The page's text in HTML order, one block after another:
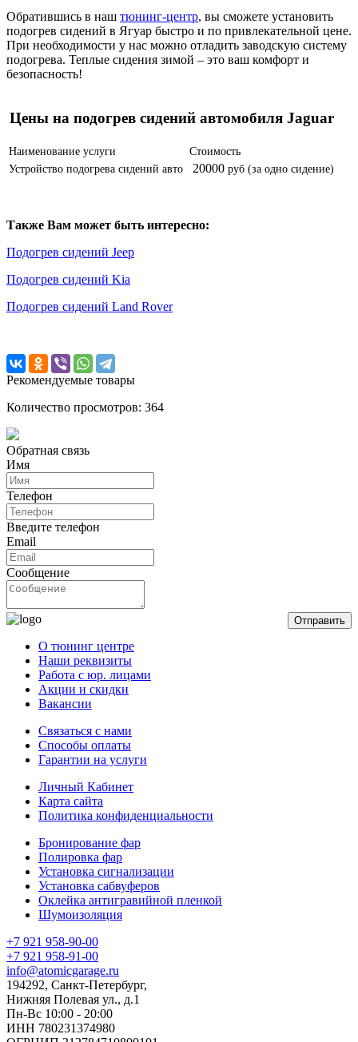
Обратившись в наш тюнинг-центр, вы сможете установить
подогрев сидений в Ягуар быстро и по привлекательной цене.
При необходимости у нас можно отладить заводскую систему
подогрева. Теплые сидения зимой – это ваш комфорт и
безопасность!
Цены на подогрев сидений автомобиля Jaguar
Наименование услуги
Стоимость
Устройство подогрева сидений авто
20000 руб (за одно сидение)
Также Вам может быть интересно:
Подогрев сидений Jeep
Подогрев сидений Kia
Подогрев сидений Land Rover
Рекомендуемые товары
Количество просмотров: 364
Обратная связь
Имя
Телефон
Введите телефон
Email
Сообщение
Отправить
О тюнинг центре
Наши реквизиты
Работа с юр. лицами
Акции и скидки
Вакансии
Связаться с нами
Способы оплаты
Гарантии на услуги
Личный Кабинет
Карта сайта
Политика конфиденциальности
Бронирование фар
Полировка фар
Установка сигнализации
Установка сабвуферов
Оклейка антигравийной пленкой
Шумоизоляция
+7 921 958-90-00
+7 921 958-91-00
info@atomicgarage.ru
194292, Санкт-Петербург,
Нижняя Полевая ул., д.1
Пн-Вс 10:00 - 20:00
ИНН 780231374980